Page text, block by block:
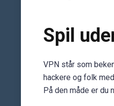
Spil
VPN står som
hackere og folk
På den måde er du